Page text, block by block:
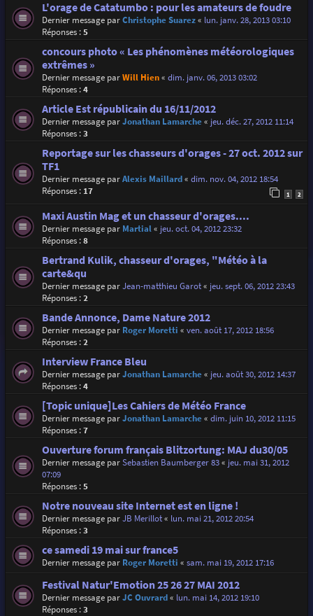
L'orage de Catatumbo : pour les amateurs de foudre
Dernier message parChristophe Suarez« lun. janv. 28, 2013 03:10
Réponses :5
concours photo « Les phénomènes météorologiques
extrêmes »
Dernier message parWill Hien« dim. janv. 06, 2013 03:02
Réponses :4
Article Est républicain du 16/11/2012
Dernier message parJonathan Lamarche« jeu. déc. 27, 2012 11:14
Réponses :3
Reportage sur les chasseurs d'orages - 27 oct. 2012 sur
TF1
Dernier message parAlexis Maillard« dim. nov. 04, 2012 18:54
Réponses : 17 1 2
Maxi Austin Mag et un chasseur d'orages....
Dernier message par Martial« jeu. oct. 04, 2012 23:32
Réponses :8
Bertrand Kulik, chasseur d'orages, "Météo à la
carte&qu
Dernier message parJean-matthieu Garot« jeu. sept. 06, 2012 23:43
Réponses :2
Bande Annonce, Dame Nature 2012
Dernier message par Roger Moretti « ven. août 17, 2012 18:56
Réponses :2
Interview France Bleu
Dernier message parJonathan Lamarche« jeu. août 30, 2012 14:37
Réponses :4
[Topic unique]Les Cahiers de Météo France
Dernier message parJonathan Lamarche« dim. juin 10, 2012 11:15
Réponses :7
Ouverture forum français Blitzortung: MAJ du30/05
Dernier message parSebastien Baumberger 83« jeu. mai 31, 2012
07:09
Réponses :5
Notre nouveau site Internet est en ligne !
Dernier message parJB Merillot« lun. mai 21, 2012 20:54
Réponses :3
ce samedi 19 mai sur france5
Dernier message par Roger Moretti « sam. mai 19, 2012 17:16
Festival Natur'Emotion 25 26 27 MAI 2012
Dernier message parJC Ouvrard« lun. mai 14, 2012 19:10
Réponses :3